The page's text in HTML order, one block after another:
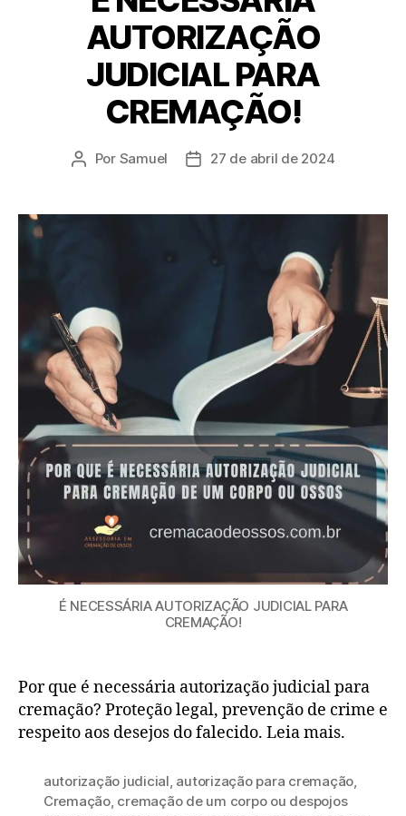
AUTORIZAÇÃO
JUDICIAL PARA
CREMAÇÃO!
Por Samuel 27 de abril de 2024
É NECESSÁRIA AUTORIZAÇÃO JUDICIAL PARA
CREMAÇÃO!
Por que é necessária autorização judicial para
cremação? Proteção legal, prevenção de crime e
respeito aos desejos do falecido. Leia mais.
autorização judicial, autorização para cremação,
Cremação, cremação de um corpo ou despojos